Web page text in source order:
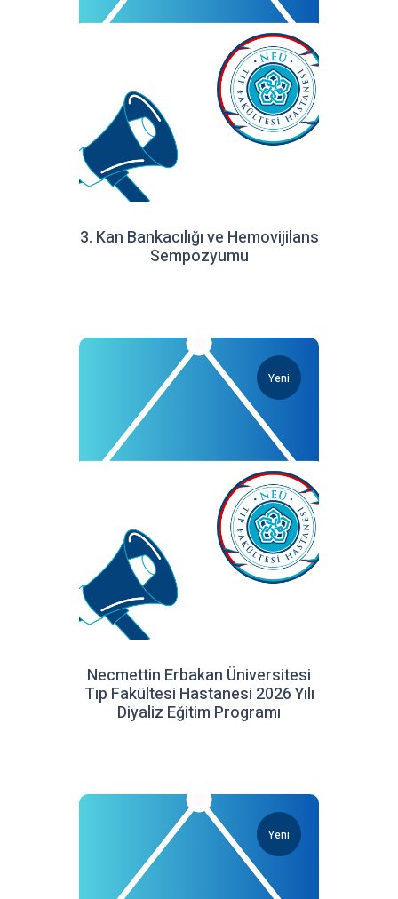
3. Kan Bankacılığı ve Hemovijilans
Sempozyumu
Yeni
Necmettin Erbakan Üniversitesi
Tıp Fakültesi Hastanesi 2026 Yılı
Diyaliz Eğitim Programı
Yeni